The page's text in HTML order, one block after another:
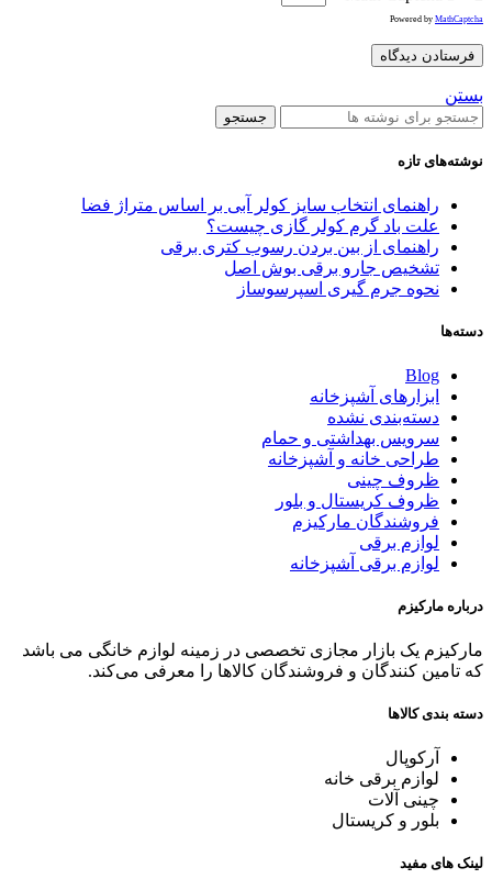
Powered by MathCaptcha
بستن
جستجو
نوشته‌های تازه
راهنمای انتخاب سایز کولر آبی بر اساس متراژ فضا
علت باد گرم کولر گازی چیست؟
راهنمای از بین بردن رسوب کتری برقی
تشخیص جارو برقی بوش اصل
نحوه جرم گیری اسپرسوساز
دسته‌ها
Blog
ابزارهای آشپزخانه
دسته‌بندی نشده
سرویس بهداشتی و حمام
طراحی خانه و آشپزخانه
ظروف چینی
ظروف کریستال و بلور
فروشندگان مارکیزم
لوازم برقی
لوازم برقی آشپزخانه
درباره مارکیزم
مارکیزم یک بازار مجازی تخصصی در زمینه لوازم خانگی می باشد
که تامین کنندگان و فروشندگان کالاها را معرفی می‌کند.
دسته بندی کالاها
آرکوپال
لوازم برقی خانه
چینی آلات
بلور و کریستال
لینک های مفید